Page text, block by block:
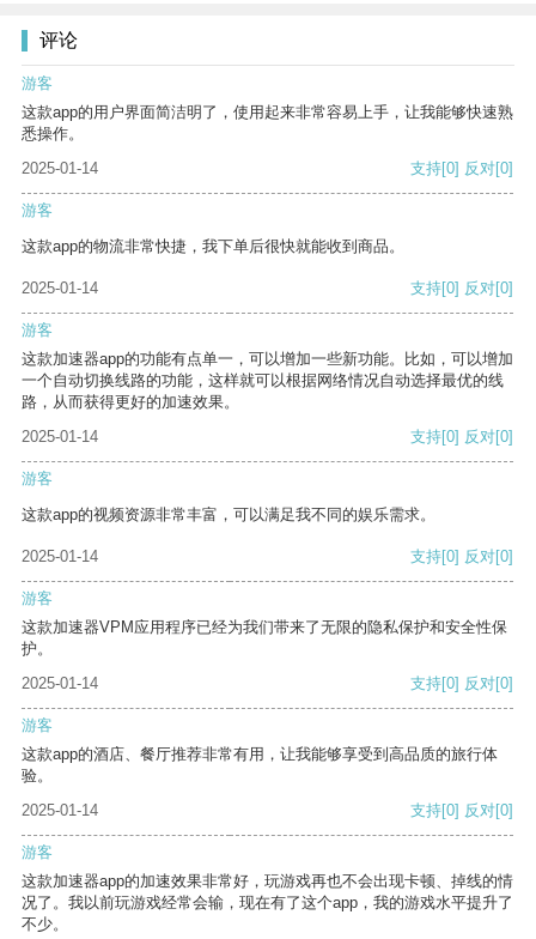
评论
游客
这款app的用户界面简洁明了，使用起来非常容易上手，让我能够快速熟
悉操作。
2025-01-14
支持[0] 反对[0]
游客
这款app的物流非常快捷，我下单后很快就能收到商品。
2025-01-14 支持[0] 反对[0]
游客
这款加速器app的功能有点单一，可以增加一些新功能。比如，可以增加
一个自动切换线路的功能，这样就可以根据网络情况自动选择最优的线
路，从而获得更好的加速效果。
2025-01-14
支持[0] 反对[0]
游客
这款app的视频资源非常丰富，可以满足我不同的娱乐需求。
2025-01-14 支持[0] 反对[0]
游客
这款加速器VPM应用程序已经为我们带来了无限的隐私保护和安全性保
护。
2025-01-14
支持[0] 反对[0]
游客
这款app的酒店、餐厅推荐非常有用，让我能够享受到高品质的旅行体
验。
2025-01-14
支持[0] 反对[0]
游客
这款加速器app的加速效果非常好，玩游戏再也不会出现卡顿、掉线的情
况了。我以前玩游戏经常会输，现在有了这个app，我的游戏水平提升了
不少。